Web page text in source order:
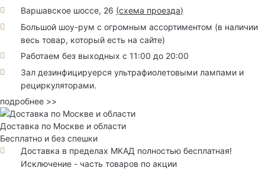
Варшавское шоссе, 26 (схема проезда)
Большой шоу-рум с огромным ассортиментом (в наличии
весь товар, который есть на сайте)
Работаем без выходных с 11:00 до 20:00
Зал дезинфицируерся ультрафиолетовыми лампами и
рециркуляторами.
подробнее >>
Доставка по Москве и области
Бесплатно и без спешки
Доставка в пределах МКАД полностью бесплатная!
Исключение - часть товаров по акции